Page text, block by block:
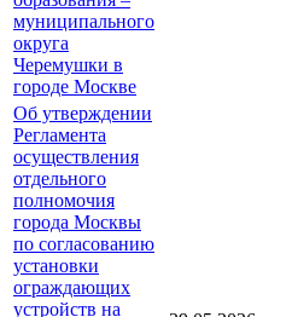
муниципального
округа
Черемушки в
городе Москве
Об утверждении
Регламента
осуществления
отдельного
полномочия
города Москвы
по согласованию
установки
ограждающих
устройств на